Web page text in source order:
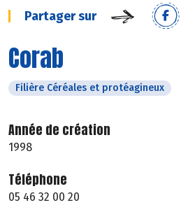
Partager sur
Corab
Filière Céréales et protéagineux
Année de création
1998
Téléphone
05 46 32 00 20